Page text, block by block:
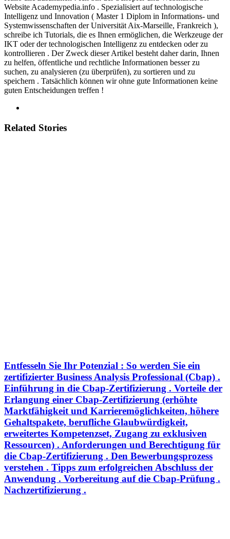
Website Academypedia.info . Spezialisiert auf technologische
Intelligenz und Innovation ( Master 1 Diplom in Informations- und
Systemwissenschaften der Universität Aix-Marseille, Frankreich ),
schreibe ich Tutorials, die es Ihnen ermöglichen, die Werkzeuge der
IKT oder der technologischen Intelligenz zu entdecken oder zu
kontrollieren . Der Zweck dieser Artikel besteht daher darin, Ihnen
zu helfen, öffentliche und rechtliche Informationen besser zu
suchen, zu analysieren (zu überprüfen), zu sortieren und zu
speichern . Tatsächlich können wir ohne gute Informationen keine
guten Entscheidungen treffen !
Related Stories
Entfesseln Sie Ihr Potenzial : So werden Sie ein
zertifizierter Business Analysis Professional (Cbap) .
Einführung in die Cbap-Zertifizierung . Vorteile der
Erlangung einer Cbap-Zertifizierung (erhöhte
Marktfähigkeit und Karrieremöglichkeiten, höhere
Gehaltspakete, berufliche Glaubwürdigkeit,
erweitertes Kompetenzset, Zugang zu exklusiven
Ressourcen) . Anforderungen und Berechtigung für
die Cbap-Zertifizierung . Den Bewerbungsprozess
verstehen . Tipps zum erfolgreichen Abschluss der
Anwendung . Vorbereitung auf die Cbap-Prüfung .
Nachzertifizierung .